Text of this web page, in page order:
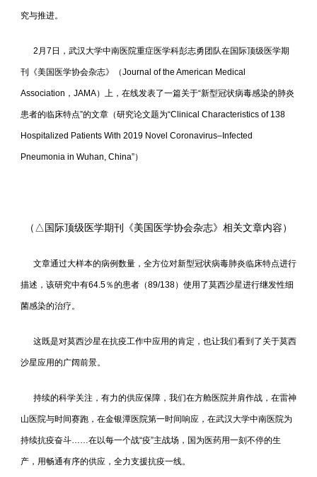
究与推进。
2月7日，武汉大学中南医院重症医学科彭志勇团队在国际顶级医学期
刊《美国医学协会杂志》（Journal of the American Medical
Association，JAMA）上，在线发表了一篇关于“新型冠状病毒感染的肺炎
患者的临床特点”的文章（研究论文题为“Clinical Characteristics of 138
Hospitalized Patients With 2019 Novel Coronavirus–Infected
Pneumonia in Wuhan, China”）
（ △国际顶级医学期刊《美国医学协会杂志》相关文章内容）
文章通过大样本的病例数量，全方位对新型冠状病毒肺炎临床特点进行
描述，该研究中有64.5％的患者（89/138）使用了莫西沙星进行继发性细
菌感染的治疗。
这既是对莫西沙星在抗疫工作中应用的肯定，也让我们看到了关于莫西
沙星应用的广阔前景。
持续的科学关注，有力的供应保障，我们在方舱医院并肩作战，在雷神
山医院与时间赛跑，在金银潭医院第一时间响应，在武汉大学中南医院为
持续抗疫奋斗……在以每一个战“疫”主战场，国为医药用一刻不停的生
产，用畅通有序的供应，全力支援抗疫一线。